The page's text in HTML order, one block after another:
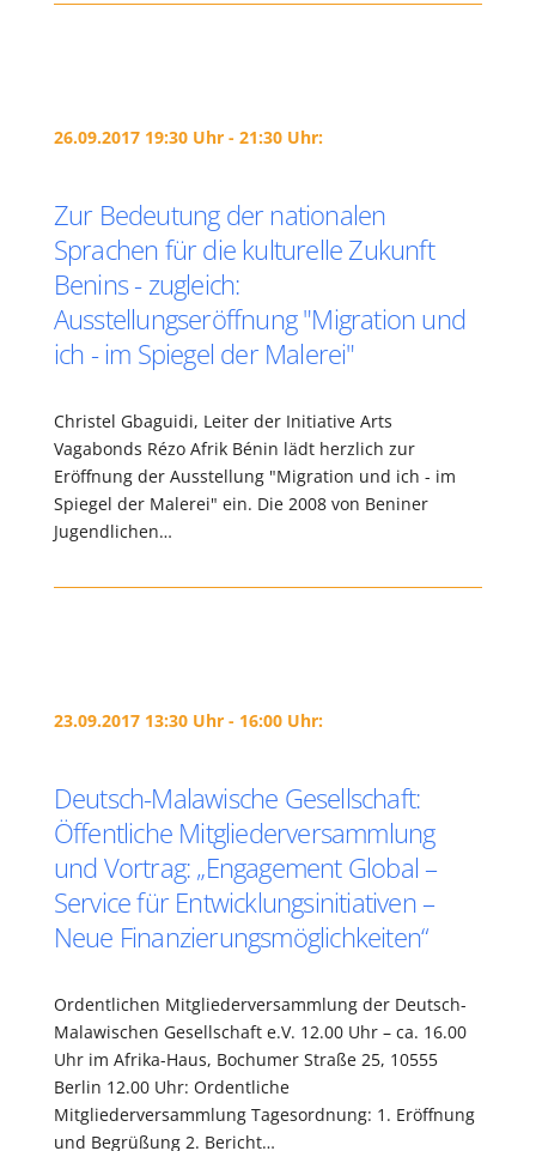
26.09.2017 19:30 Uhr - 21:30 Uhr:
Zur Bedeutung der nationalen
Sprachen für die kulturelle Zukunft
Benins - zugleich:
Ausstellungseröffnung "Migration und
ich - im Spiegel der Malerei"
Christel Gbaguidi, Leiter der Initiative Arts
Vagabonds Rézo Afrik Bénin lädt herzlich zur
Eröffnung der Ausstellung "Migration und ich - im
Spiegel der Malerei" ein. Die 2008 von Beniner
Jugendlichen…
23.09.2017 13:30 Uhr - 16:00 Uhr:
Deutsch-Malawische Gesellschaft:
Öffentliche Mitgliederversammlung
und Vortrag: „Engagement Global –
Service für Entwicklungsinitiativen –
Neue Finanzierungsmöglichkeiten“
Ordentlichen Mitgliederversammlung der Deutsch-
Malawischen Gesellschaft e.V. 12.00 Uhr – ca. 16.00
Uhr im Afrika-Haus, Bochumer Straße 25, 10555
Berlin 12.00 Uhr: Ordentliche
Mitgliederversammlung Tagesordnung: 1. Eröffnung
und Begrüßung 2. Bericht…